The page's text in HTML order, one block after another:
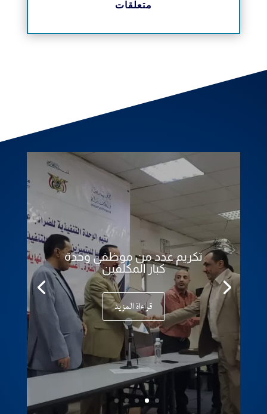
متعلقات
تكريم عدد من موظفي وحدة
كبار المكلفين
قراءاة المزيد